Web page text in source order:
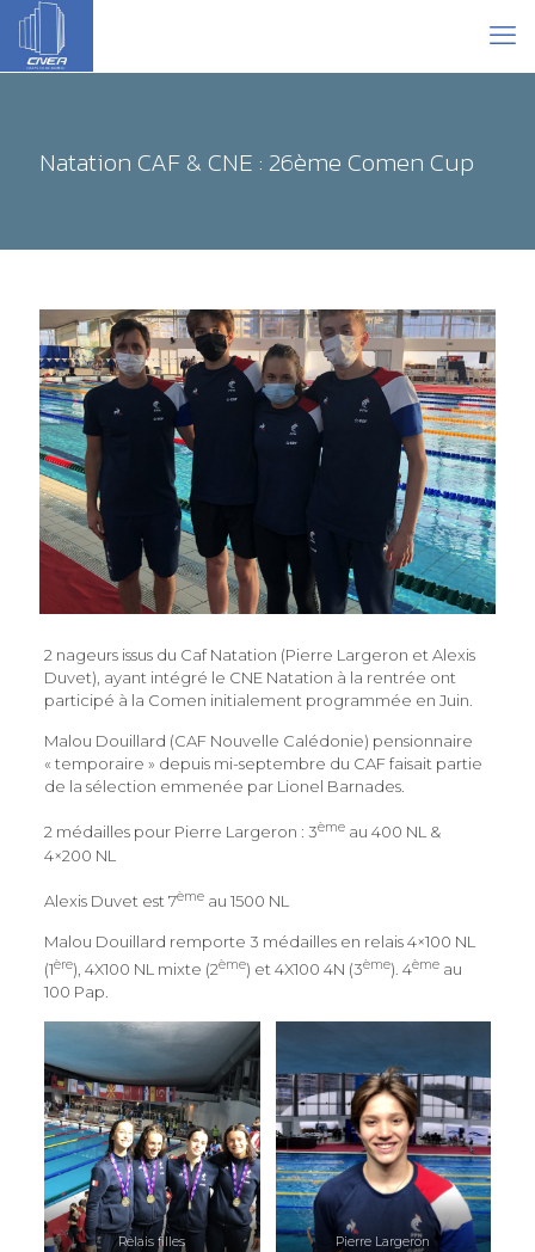
Natation CAF & CNE : 26ème Comen Cup
2 nageurs issus du Caf Natation (Pierre Largeron et Alexis
Duvet), ayant intégré le CNE Natation à la rentrée ont
participé à la Comen initialement programmée en Juin.
Malou Douillard (CAF Nouvelle Calédonie) pensionnaire
« temporaire » depuis mi-septembre du CAF faisait partie
de la sélection emmenée par Lionel Barnades.
2 médailles pour Pierre Largeron : 3èmeau 400 NL &
4×200 NL
Alexis Duvet est 7èmeau 1500 NL
Malou Douillard remporte 3 médailles en relais 4×100 NL
(1ère), 4X100 NL mixte (2ème) et 4X100 4N (3ème). 4èmeau
100 Pap.
Relais filles Pierre Largeron